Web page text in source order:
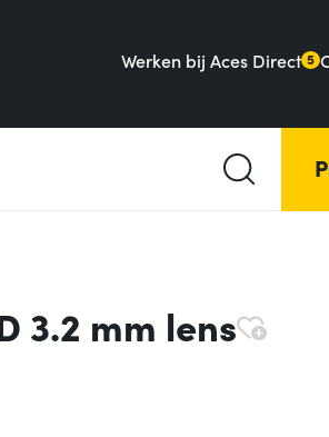
Werken bij Aces Direct 5
3.2 mm lens